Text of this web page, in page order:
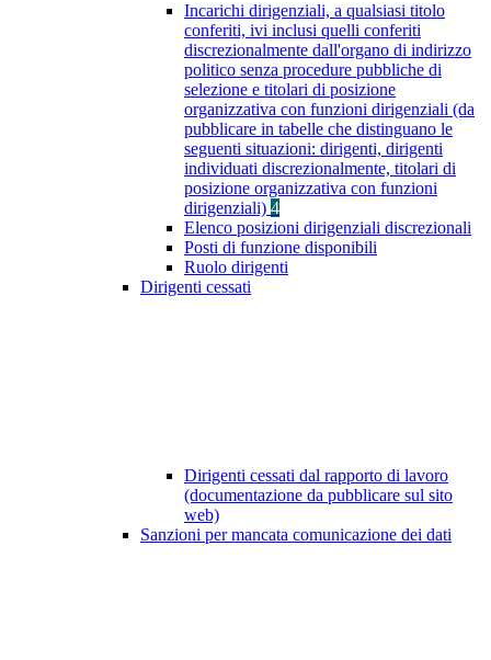
Incarichi dirigenziali, a qualsiasi titolo
conferiti, ivi inclusi quelli conferiti
discrezionalmente dall'organo di indirizzo
politico senza procedure pubbliche di
selezione e titolari di posizione
organizzativa con funzioni dirigenziali (da
pubblicare in tabelle che distinguano le
seguenti situazioni: dirigenti, dirigenti
individuati discrezionalmente, titolari di
posizione organizzativa con funzioni
dirigenziali) 4
Elenco posizioni dirigenziali discrezionali
Posti di funzione disponibili
Ruolo dirigenti
Dirigenti cessati
Dirigenti cessati dal rapporto di lavoro
(documentazione da pubblicare sul sito
web)
Sanzioni per mancata comunicazione dei dati